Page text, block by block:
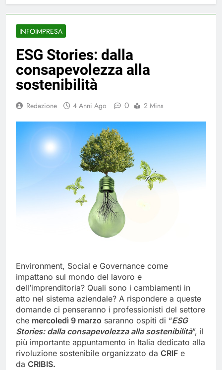
INFOIMPRESA
ESG Stories: dalla
consapevolezza alla
sostenibilità
Redazione 4 Anni Ago 0 2 Mins
Environment, Social e Governance come
impattano sul mondo del lavoro e
dell’imprenditoria? Quali sono i cambiamenti in
atto nel sistema aziendale? A rispondere a queste
domande ci penseranno i professionisti del settore
che mercoledì 9 marzo saranno ospiti di “ESG
Stories: dalla consapevolezza alla sostenibilità”, il
più importante appuntamento in Italia dedicato alla
rivoluzione sostenibile organizzato da CRIF e
da CRIBIS.